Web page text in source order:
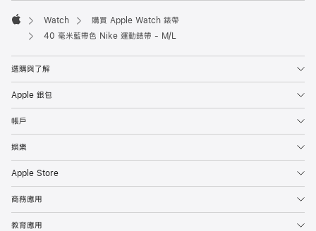
Apple
Watch
購買 Apple Watch 錶帶
40 毫米藍帶色 Nike 運動錶帶 - M/L
選購與了解
Apple 銀包
帳戶
娛樂
Apple Store
商務應用
教育應用